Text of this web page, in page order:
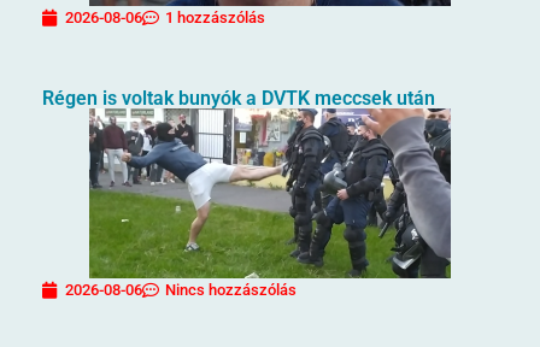
2026-08-06 1 hozzászólás
Régen is voltak bunyók a DVTK meccsek után
2026-08-06 Nincs hozzászólás